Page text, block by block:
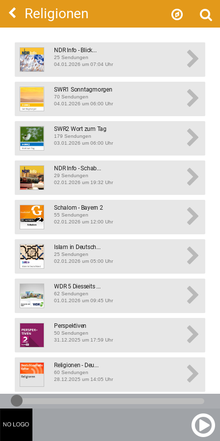
Religionen
NDR Info - Blick...
25 Sendungen
04.01.2026 um 07:04 Uhr
SWR1 Sonntagmorgen
70 Sendungen
04.01.2026 um 06:00 Uhr
SWR2 Wort zum Tag
179 Sendungen
03.01.2026 um 06:00 Uhr
NDR Info - Schab...
29 Sendungen
02.01.2026 um 19:32 Uhr
Schalom - Bayern 2
55 Sendungen
02.01.2026 um 12:00 Uhr
Islam in Deutsch...
25 Sendungen
02.01.2026 um 05:00 Uhr
WDR 5 Diesseits ...
62 Sendungen
01.01.2026 um 09:45 Uhr
Perspektiven
50 Sendungen
31.12.2025 um 17:59 Uhr
Religionen - Deu...
60 Sendungen
28.12.2025 um 14:05 Uhr